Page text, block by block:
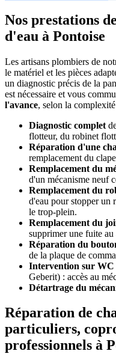
Nos prestations
d'eau à Pontoise
Les artisans plombiers de
le matériel et les pièces
un diagnostic précis de la
est nécessaire et vous
l'avance, selon la
Diagnostic complet
flotteur, du robinet
Réparation d'une
remplacement du
Remplacement du
d'un mécanisme neuf
Remplacement du
d'eau pour stopper un
le trop-plein.
Remplacement du
supprimer une fuite au
Réparation du
de la plaque de
Intervention sur WC
Geberit) : accès au
Détartrage du
Réparation de
particuliers,
professionnels à